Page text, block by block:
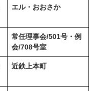
エル・おおさか
常任理事会/501号・例
会/708号室
近鉄上本町